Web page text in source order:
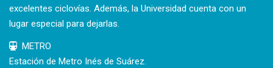
excelentes ciclovías. Además, la Universidad cuenta con un
lugar especial para dejarlas.
METRO
Estación de Metro Inés de Suárez.